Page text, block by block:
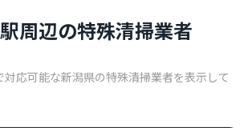
周辺の特殊清掃業者
応可能な新潟県の特殊清掃業者を表示して